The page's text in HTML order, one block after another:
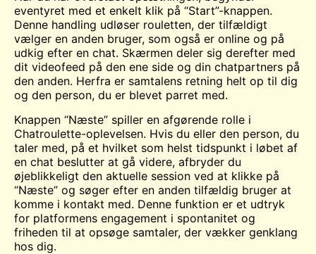
eventyret med et enkelt klik på “Start”-knappen.
Denne handling udløser rouletten, der tilfældigt
vælger en anden bruger, som også er online og på
udkig efter en chat. Skærmen deler sig derefter med
dit videofeed på den ene side og din chatpartners på
den anden. Herfra er samtalens retning helt op til dig
og den person, du er blevet parret med.
Knappen “Næste” spiller en afgørende rolle i
Chatroulette-oplevelsen. Hvis du eller den person, du
taler med, på et hvilket som helst tidspunkt i løbet af
en chat beslutter at gå videre, afbryder du
øjeblikkeligt den aktuelle session ved at klikke på
“Næste” og søger efter en anden tilfældig bruger at
komme i kontakt med. Denne funktion er et udtryk
for platformens engagement i spontanitet og
friheden til at opsøge samtaler, der vækker genklang
hos dig.